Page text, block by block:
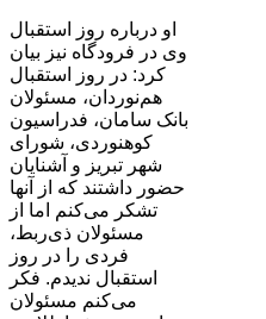
او درباره روز استقبال
وی در فرودگاه نیز بیان
کرد: در روز استقبال
هم‌نوردان، مسئولان
بانک سامان، فدراسیون
کوهنوردی، شورای
شهر تبریز و آشنایان
حضور داشتند که از آنها
تشکر می‌کنم اما از
مسئولان ذی‌ربط،
فردی را در روز
استقبال ندیدم. فکر
می‌کنم مسئولان